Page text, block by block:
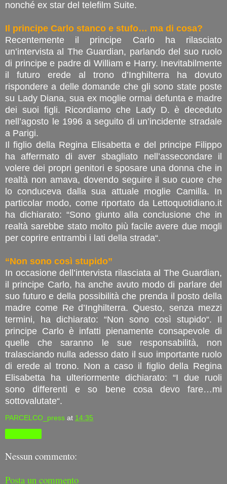
nonché ex star del telefilm Suite.
Il principe Carlo stanco e stufo… ma di cosa?
Recentemente il principe Carlo ha rilasciato
un’intervista al The Guardian, parlando del suo ruolo
di principe e padre di William e Harry. Inevitabilmente
il futuro erede al trono d’Inghilterra ha dovuto
rispondere a delle domande che gli sono state poste
su Lady Diana, sua ex moglie ormai defunta e madre
dei suoi figli. Ricordiamo che Lady D. è deceduto
nell’agosto le 1996 a seguito di un’incidente stradale
a Parigi.
Il figlio della Regina Elisabetta e del principe Filippo
ha affermato di aver sbagliato nell’assecondare il
volere dei propri genitori e sposare una donna che in
realtà non amava, dovendo seguire il suo cuore che
lo conduceva dalla sua attuale moglie Camilla. In
particolar modo, come riportato da Lettoquotidiano.it
ha dichiarato: “Sono giunto alla conclusione che in
realtà sarebbe stato molto più facile avere due mogli
per coprire entrambi i lati della strada“.
“Non sono così stupido”
In occasione dell’intervista rilasciata al The Guardian,
il principe Carlo, ha anche avuto modo di parlare del
suo futuro e della possibilità che prenda il posto della
madre come Re d’Inghilterra. Questo, senza mezzi
termini, ha dichiarato: “Non sono così stupido“. Il
principe Carlo è infatti pienamente consapevole di
quelle che saranno le sue responsabilità, non
tralasciando nulla adesso dato il suo importante ruolo
di erede al trono. Non a caso il figlio della Regina
Elisabetta ha ulteriormente dichiarato: “I due ruoli
sono differenti e so bene cosa devo fare…mi
sottovalutate“.
PARCELCO_press at 14:35
Nessun commento:
Posta un commento